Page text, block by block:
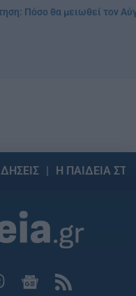
Πόσο θα μειωθεί τον
Η ΠΑΙΔΕΙΑ